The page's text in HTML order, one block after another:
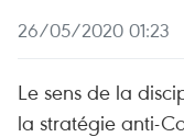
26/05/2020 01:23
Le sens de la
la stratégie anti-